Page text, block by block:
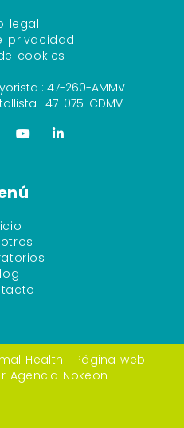
legal
privacidad
cookies
: 47-260-AMMV
: 47-075-CDMV
Health | Página web
Agencia Nokeon